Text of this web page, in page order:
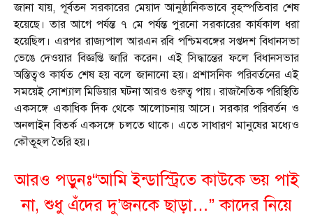
জানা যায়, পূর্বতন সরকারের মেয়াদ আনুষ্ঠানিকভাবে বৃহস্পতিবার শেষ
হয়েছে। তার আগে পর্যন্ত ৭ মে পর্যন্ত পুরনো সরকারের কার্যকাল ধরা
হয়েছিল। এরপর রাজ্যপাল আরএন রবি পশ্চিমবঙ্গের সপ্তদশ বিধানসভা
ভেঙে দেওয়ার বিজ্ঞপ্তি জারি করেন। এই সিদ্ধান্তের ফলে বিধানসভার
অস্তিত্বও কার্যত শেষ হয় বলে জানানো হয়। প্রশাসনিক পরিবর্তনের এই
সময়েই সোশ্যাল মিডিয়ার ঘটনা আরও গুরুত্ব পায়। রাজনৈতিক পরিস্থিতি
একসঙ্গে একাধিক দিক থেকে আলোচনায় আসে। সরকার পরিবর্তন ও
অনলাইন বিতর্ক একসঙ্গে চলতে থাকে। এতে সাধারণ মানুষের মধ্যেও
কৌতূহল তৈরি হয়।
আরও পড়ুনঃ“আমি ইন্ডাস্ট্রিতে কাউকে ভয় পাই
না, শুধু এঁদের দু’জনকে ছাড়া…” কাদের নিয়ে